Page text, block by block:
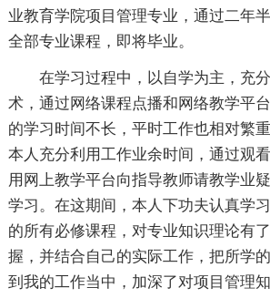
业教育学院项目管理专业，通过二年
全部专业课程，即将毕业。
在学习过程中，以自学为主，充
术，通过网络课程点播和网络教学平
的学习时间不长，平时工作也相对繁
本人充分利用工作业余时间，通过观
用网上教学平台向指导教师请教学业
学习。在这期间，本人下功夫认真学
的所有必修课程，对专业知识理论有
握，并结合自己的实际工作，把所学
到我的工作当中，加深了对项目管理